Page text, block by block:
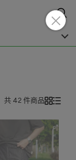
共 42 件商品